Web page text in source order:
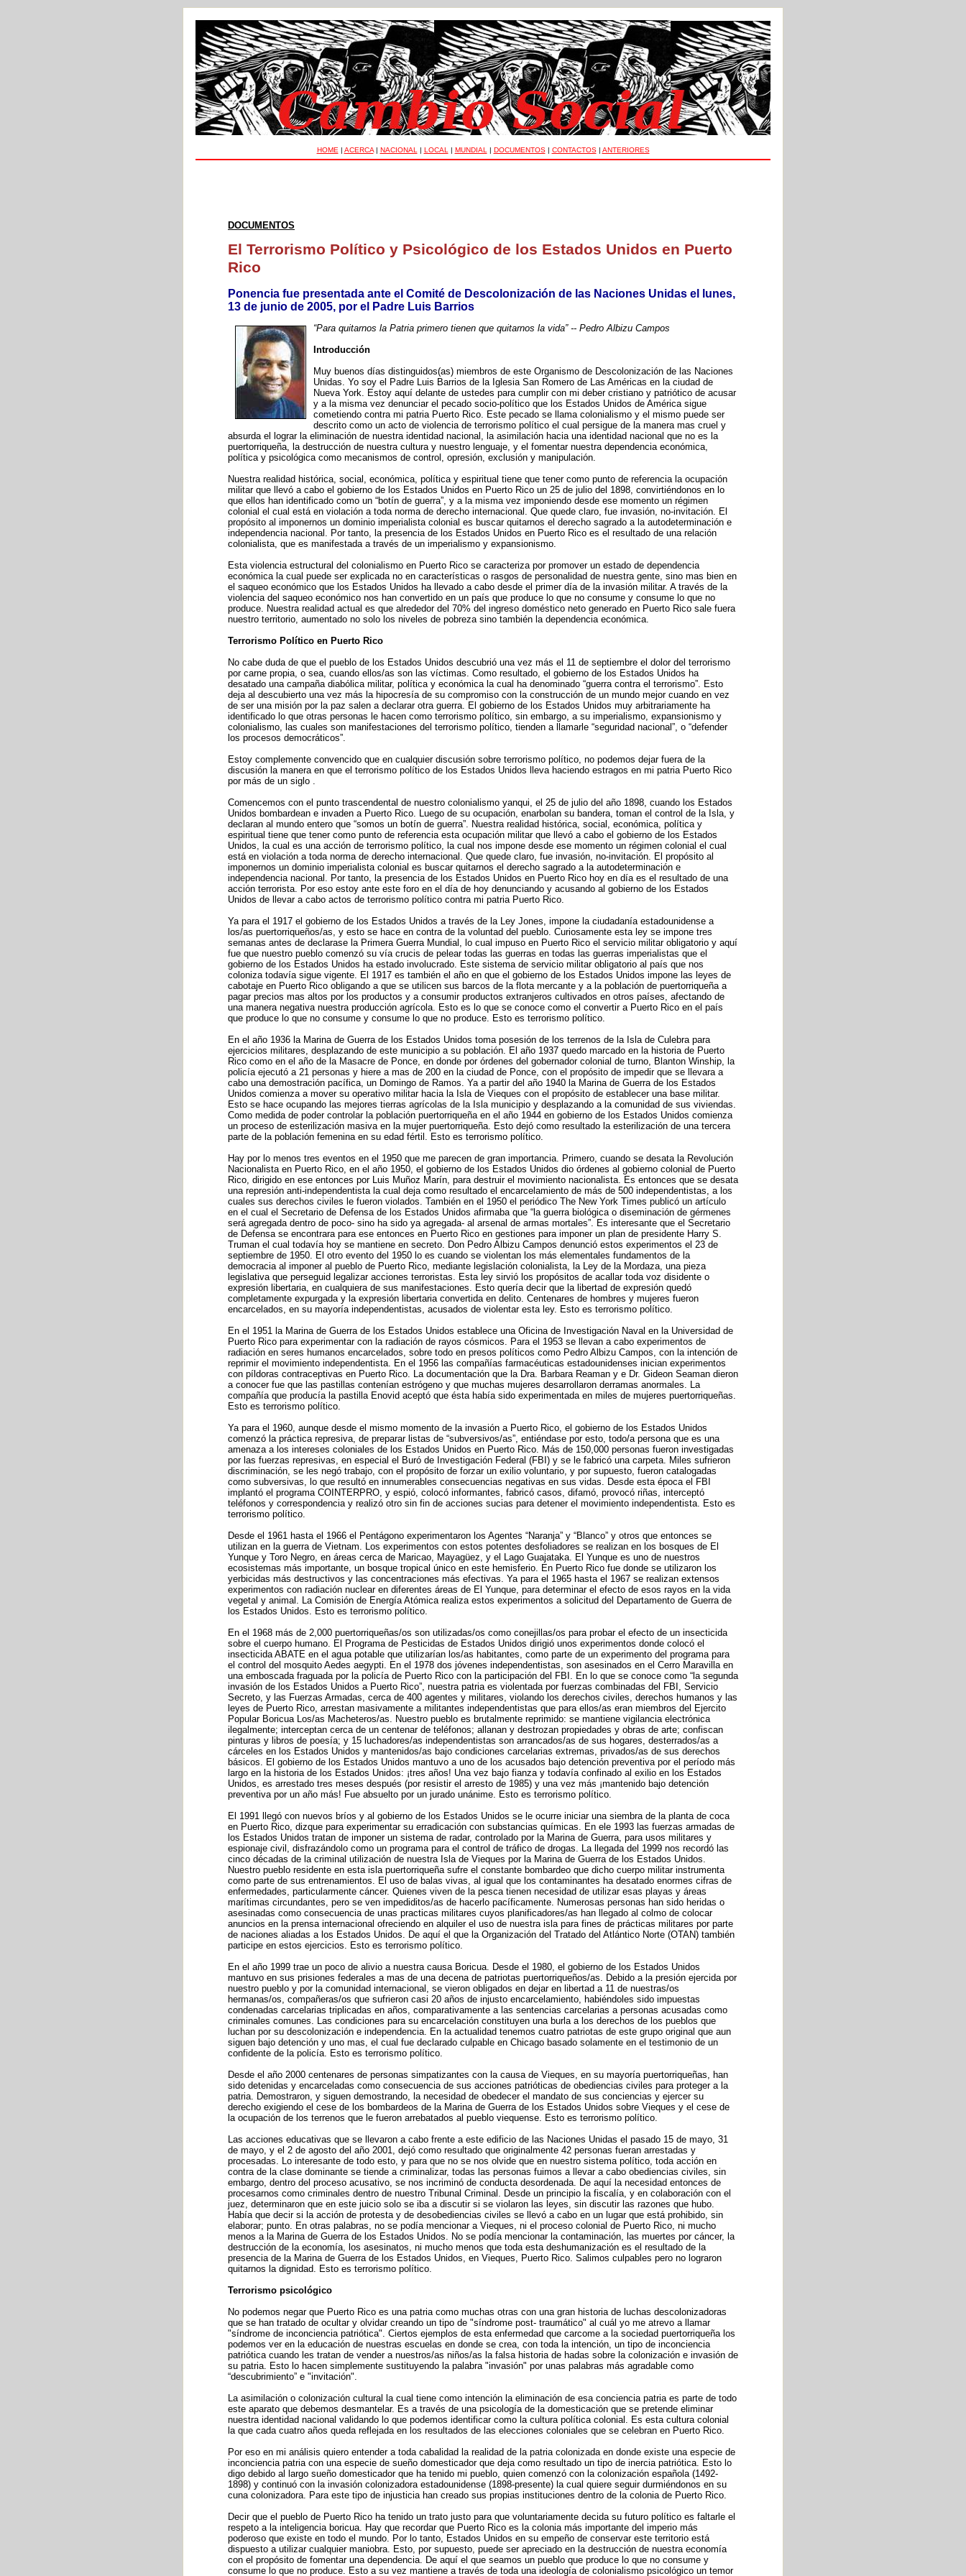
HOME | ACERCA| NACIONAL | LOCAL | MUNDIAL | DOCUMENTOS| CONTACTOS| ANTERIORES
DOCUMENTOS
El Terrorismo Político y Psicológico de los Estados Unidos en Puerto
Rico
Ponencia fue presentada ante el Comité de Descolonización de las Naciones Unidas el lunes,
13 de junio de 2005, por el Padre Luis Barrios
“Para quitarnos la Patria primero tienen que quitarnos la vida” -- Pedro Albizu Campos
Introducción
Muy buenos días distinguidos(as) miembros de este Organismo de Descolonización de las Naciones
Unidas. Yo soy el Padre Luis Barrios de la Iglesia San Romero de Las Américas en la ciudad de
Nueva York. Estoy aquí delante de ustedes para cumplir con mi deber cristiano y patriótico de acusar
y a la misma vez denunciar el pecado socio-político que los Estados Unidos de América sigue
cometiendo contra mi patria Puerto Rico. Este pecado se llama colonialismo y el mismo puede ser
descrito como un acto de violencia de terrorismo político el cual persigue de la manera mas cruel y
absurda el lograr la eliminación de nuestra identidad nacional, la asimilación hacia una identidad nacional que no es la
puertorriqueña, la destrucción de nuestra cultura y nuestro lenguaje, y el fomentar nuestra dependencia económica,
política y psicológica como mecanismos de control, opresión, exclusión y manipulación.
Nuestra realidad histórica, social, económica, política y espiritual tiene que tener como punto de referencia la ocupación
militar que llevó a cabo el gobierno de los Estados Unidos en Puerto Rico un 25 de julio del 1898, convirtiéndonos en lo
que ellos han identificado como un “botín de guerra”, y a la misma vez imponiendo desde ese momento un régimen
colonial el cual está en violación a toda norma de derecho internacional. Que quede claro, fue invasión, no-invitación. El
propósito al imponernos un dominio imperialista colonial es buscar quitarnos el derecho sagrado a la autodeterminación e
independencia nacional. Por tanto, la presencia de los Estados Unidos en Puerto Rico es el resultado de una relación
colonialista, que es manifestada a través de un imperialismo y expansionismo.
Esta violencia estructural del colonialismo en Puerto Rico se caracteriza por promover un estado de dependencia
económica la cual puede ser explicada no en características o rasgos de personalidad de nuestra gente, sino mas bien en
el saqueo económico que los Estados Unidos ha llevado a cabo desde el primer día de la invasión militar. A través de la
violencia del saqueo económico nos han convertido en un país que produce lo que no consume y consume lo que no
produce. Nuestra realidad actual es que alrededor del 70% del ingreso doméstico neto generado en Puerto Rico sale fuera
nuestro territorio, aumentado no solo los niveles de pobreza sino también la dependencia económica.
Terrorismo Político en Puerto Rico
No cabe duda de que el pueblo de los Estados Unidos descubrió una vez más el 11 de septiembre el dolor del terrorismo
por carne propia, o sea, cuando ellos/as son las víctimas. Como resultado, el gobierno de los Estados Unidos ha
desatado una campaña diabólica militar, política y económica la cual ha denominado “guerra contra el terrorismo”. Esto
deja al descubierto una vez más la hipocresía de su compromiso con la construcción de un mundo mejor cuando en vez
de ser una misión por la paz salen a declarar otra guerra. El gobierno de los Estados Unidos muy arbitrariamente ha
identificado lo que otras personas le hacen como terrorismo político, sin embargo, a su imperialismo, expansionismo y
colonialismo, las cuales son manifestaciones del terrorismo político, tienden a llamarle “seguridad nacional”, o “defender
los procesos democráticos”.
Estoy complemente convencido que en cualquier discusión sobre terrorismo político, no podemos dejar fuera de la
discusión la manera en que el terrorismo político de los Estados Unidos lleva haciendo estragos en mi patria Puerto Rico
por más de un siglo .
Comencemos con el punto trascendental de nuestro colonialismo yanqui, el 25 de julio del año 1898, cuando los Estados
Unidos bombardean e invaden a Puerto Rico. Luego de su ocupación, enarbolan su bandera, toman el control de la Isla, y
declaran al mundo entero que “somos un botín de guerra”. Nuestra realidad histórica, social, económica, política y
espiritual tiene que tener como punto de referencia esta ocupación militar que llevó a cabo el gobierno de los Estados
Unidos, la cual es una acción de terrorismo político, la cual nos impone desde ese momento un régimen colonial el cual
está en violación a toda norma de derecho internacional. Que quede claro, fue invasión, no-invitación. El propósito al
imponernos un dominio imperialista colonial es buscar quitarnos el derecho sagrado a la autodeterminación e
independencia nacional. Por tanto, la presencia de los Estados Unidos en Puerto Rico hoy en día es el resultado de una
acción terrorista. Por eso estoy ante este foro en el día de hoy denunciando y acusando al gobierno de los Estados
Unidos de llevar a cabo actos de terrorismo político contra mi patria Puerto Rico.
Ya para el 1917 el gobierno de los Estados Unidos a través de la Ley Jones, impone la ciudadanía estadounidense a
los/as puertorriqueños/as, y esto se hace en contra de la voluntad del pueblo. Curiosamente esta ley se impone tres
semanas antes de declarase la Primera Guerra Mundial, lo cual impuso en Puerto Rico el servicio militar obligatorio y aquí
fue que nuestro pueblo comenzó su vía crucis de pelear todas las guerras en todas las guerras imperialistas que el
gobierno de los Estados Unidos ha estado involucrado. Este sistema de servicio militar obligatorio al país que nos
coloniza todavía sigue vigente. El 1917 es también el año en que el gobierno de los Estados Unidos impone las leyes de
cabotaje en Puerto Rico obligando a que se utilicen sus barcos de la flota mercante y a la población de puertorriqueña a
pagar precios mas altos por los productos y a consumir productos extranjeros cultivados en otros países, afectando de
una manera negativa nuestra producción agrícola. Esto es lo que se conoce como el convertir a Puerto Rico en el país
que produce lo que no consume y consume lo que no produce. Esto es terrorismo político.
En el año 1936 la Marina de Guerra de los Estados Unidos toma posesión de los terrenos de la Isla de Culebra para
ejercicios militares, desplazando de este municipio a su población. El año 1937 quedo marcado en la historia de Puerto
Rico como en el año de la Masacre de Ponce, en donde por órdenes del gobernador colonial de turno, Blanton Winship, la
policía ejecutó a 21 personas y hiere a mas de 200 en la ciudad de Ponce, con el propósito de impedir que se llevara a
cabo una demostración pacífica, un Domingo de Ramos. Ya a partir del año 1940 la Marina de Guerra de los Estados
Unidos comienza a mover su operativo militar hacia la Isla de Vieques con el propósito de establecer una base militar.
Esto se hace ocupando las mejores tierras agrícolas de la Isla municipio y desplazando a la comunidad de sus viviendas.
Como medida de poder controlar la población puertorriqueña en el año 1944 en gobierno de los Estados Unidos comienza
un proceso de esterilización masiva en la mujer puertorriqueña. Esto dejó como resultado la esterilización de una tercera
parte de la población femenina en su edad fértil. Esto es terrorismo político.
Hay por lo menos tres eventos en el 1950 que me parecen de gran importancia. Primero, cuando se desata la Revolución
Nacionalista en Puerto Rico, en el año 1950, el gobierno de los Estados Unidos dio órdenes al gobierno colonial de Puerto
Rico, dirigido en ese entonces por Luis Muñoz Marín, para destruir el movimiento nacionalista. Es entonces que se desata
una represión anti-independentista la cual deja como resultado el encarcelamiento de más de 500 independentistas, a los
cuales sus derechos civiles le fueron violados. También en el 1950 el periódico The New York Times publicó un artículo
en el cual el Secretario de Defensa de los Estados Unidos afirmaba que “la guerra biológica o diseminación de gérmenes
será agregada dentro de poco- sino ha sido ya agregada- al arsenal de armas mortales”. Es interesante que el Secretario
de Defensa se encontrara para ese entonces en Puerto Rico en gestiones para imponer un plan de presidente Harry S.
Truman el cual todavía hoy se mantiene en secreto. Don Pedro Albizu Campos denunció estos experimentos el 23 de
septiembre de 1950. El otro evento del 1950 lo es cuando se violentan los más elementales fundamentos de la
democracia al imponer al pueblo de Puerto Rico, mediante legislación colonialista, la Ley de la Mordaza, una pieza
legislativa que perseguid legalizar acciones terroristas. Esta ley sirvió los propósitos de acallar toda voz disidente o
expresión libertaria, en cualquiera de sus manifestaciones. Esto quería decir que la libertad de expresión quedó
completamente expurgada y la expresión libertaria convertida en delito. Centenares de hombres y mujeres fueron
encarcelados, en su mayoría independentistas, acusados de violentar esta ley. Esto es terrorismo político.
En el 1951 la Marina de Guerra de los Estados Unidos establece una Oficina de Investigación Naval en la Universidad de
Puerto Rico para experimentar con la radiación de rayos cósmicos. Para el 1953 se llevan a cabo experimentos de
radiación en seres humanos encarcelados, sobre todo en presos políticos como Pedro Albizu Campos, con la intención de
reprimir el movimiento independentista. En el 1956 las compañías farmacéuticas estadounidenses inician experimentos
con píldoras contraceptivas en Puerto Rico. La documentación que la Dra. Barbara Reaman y e Dr. Gideon Seaman dieron
a conocer fue que las pastillas contenían estrógeno y que muchas mujeres desarrollaron derramas anormales. La
compañía que producía la pastilla Enovid aceptó que ésta había sido experimentada en miles de mujeres puertorriqueñas.
Esto es terrorismo político.
Ya para el 1960, aunque desde el mismo momento de la invasión a Puerto Rico, el gobierno de los Estados Unidos
comenzó la práctica represiva, de preparar listas de “subversivos/as”, entiéndase por esto, todo/a persona que es una
amenaza a los intereses coloniales de los Estados Unidos en Puerto Rico. Más de 150,000 personas fueron investigadas
por las fuerzas represivas, en especial el Buró de Investigación Federal (FBI) y se le fabricó una carpeta. Miles sufrieron
discriminación, se les negó trabajo, con el propósito de forzar un exilio voluntario, y por supuesto, fueron catalogadas
como subversivas, lo que resultó en innumerables consecuencias negativas en sus vidas. Desde esta época el FBI
implantó el programa COINTERPRO, y espió, colocó informantes, fabricó casos, difamó, provocó riñas, interceptó
teléfonos y correspondencia y realizó otro sin fin de acciones sucias para detener el movimiento independentista. Esto es
terrorismo político.
Desde el 1961 hasta el 1966 el Pentágono experimentaron los Agentes “Naranja” y “Blanco” y otros que entonces se
utilizan en la guerra de Vietnam. Los experimentos con estos potentes desfoliadores se realizan en los bosques de El
Yunque y Toro Negro, en áreas cerca de Maricao, Mayagüez, y el Lago Guajataka. El Yunque es uno de nuestros
ecosistemas más importante, un bosque tropical único en este hemisferio. En Puerto Rico fue donde se utilizaron los
yerbicidas más destructivos y las concentraciones más efectivas. Ya para el 1965 hasta el 1967 se realizan extensos
experimentos con radiación nuclear en diferentes áreas de El Yunque, para determinar el efecto de esos rayos en la vida
vegetal y animal. La Comisión de Energía Atómica realiza estos experimentos a solicitud del Departamento de Guerra de
los Estados Unidos. Esto es terrorismo político.
En el 1968 más de 2,000 puertorriqueñas/os son utilizadas/os como conejillas/os para probar el efecto de un insecticida
sobre el cuerpo humano. El Programa de Pesticidas de Estados Unidos dirigió unos experimentos donde colocó el
insecticida ABATE en el agua potable que utilizarían los/as habitantes, como parte de un experimento del programa para
el control del mosquito Aedes aegypti. En el 1978 dos jóvenes independentistas, son asesinados en el Cerro Maravilla en
una emboscada fraguada por la policía de Puerto Rico con la participación del FBI. En lo que se conoce como “la segunda
invasión de los Estados Unidos a Puerto Rico”, nuestra patria es violentada por fuerzas combinadas del FBI, Servicio
Secreto, y las Fuerzas Armadas, cerca de 400 agentes y militares, violando los derechos civiles, derechos humanos y las
leyes de Puerto Rico, arrestan masivamente a militantes independentistas que para ellos/as eran miembros del Ejercito
Popular Boricua Los/as Macheteros/as. Nuestro pueblo es brutalmente reprimido: se mantiene vigilancia electrónica
ilegalmente; interceptan cerca de un centenar de teléfonos; allanan y destrozan propiedades y obras de arte; confiscan
pinturas y libros de poesía; y 15 luchadores/as independentistas son arrancados/as de sus hogares, desterrados/as a
cárceles en los Estados Unidos y mantenidos/as bajo condiciones carcelarias extremas, privados/as de sus derechos
básicos. El gobierno de los Estados Unidos mantuvo a uno de los acusados bajo detención preventiva por el período más
largo en la historia de los Estados Unidos: ¡tres años! Una vez bajo fianza y todavía confinado al exilio en los Estados
Unidos, es arrestado tres meses después (por resistir el arresto de 1985) y una vez más ¡mantenido bajo detención
preventiva por un año más! Fue absuelto por un jurado unánime. Esto es terrorismo político.
El 1991 llegó con nuevos bríos y al gobierno de los Estados Unidos se le ocurre iniciar una siembra de la planta de coca
en Puerto Rico, dizque para experimentar su erradicación con substancias químicas. En ele 1993 las fuerzas armadas de
los Estados Unidos tratan de imponer un sistema de radar, controlado por la Marina de Guerra, para usos militares y
espionaje civil, disfrazándolo como un programa para el control de tráfico de drogas. La llegada del 1999 nos recordó las
cinco décadas de la criminal utilización de nuestra Isla de Vieques por la Marina de Guerra de los Estados Unidos.
Nuestro pueblo residente en esta isla puertorriqueña sufre el constante bombardeo que dicho cuerpo militar instrumenta
como parte de sus entrenamientos. El uso de balas vivas, al igual que los contaminantes ha desatado enormes cifras de
enfermedades, particularmente cáncer. Quienes viven de la pesca tienen necesidad de utilizar esas playas y áreas
marítimas circundantes, pero se ven impediditos/as de hacerlo pacíficamente. Numerosas personas han sido heridas o
asesinadas como consecuencia de unas practicas militares cuyos planificadores/as han llegado al colmo de colocar
anuncios en la prensa internacional ofreciendo en alquiler el uso de nuestra isla para fines de prácticas militares por parte
de naciones aliadas a los Estados Unidos. De aquí el que la Organización del Tratado del Atlántico Norte (OTAN) también
participe en estos ejercicios. Esto es terrorismo político.
En el año 1999 trae un poco de alivio a nuestra causa Boricua. Desde el 1980, el gobierno de los Estados Unidos
mantuvo en sus prisiones federales a mas de una decena de patriotas puertorriqueños/as. Debido a la presión ejercida por
nuestro pueblo y por la comunidad internacional, se vieron obligados en dejar en libertad a 11 de nuestras/os
hermanas/os, compañeras/os que sufrieron casi 20 años de injusto encarcelamiento, habiéndoles sido impuestas
condenadas carcelarias triplicadas en años, comparativamente a las sentencias carcelarias a personas acusadas como
criminales comunes. Las condiciones para su encarcelación constituyen una burla a los derechos de los pueblos que
luchan por su descolonización e independencia. En la actualidad tenemos cuatro patriotas de este grupo original que aun
siguen bajo detención y uno mas, el cual fue declarado culpable en Chicago basado solamente en el testimonio de un
confidente de la policía. Esto es terrorismo político.
Desde el año 2000 centenares de personas simpatizantes con la causa de Vieques, en su mayoría puertorriqueñas, han
sido detenidas y encarceladas como consecuencia de sus acciones patrióticas de obediencias civiles para proteger a la
patria. Demostraron, y siguen demostrando, la necesidad de obedecer el mandato de sus conciencias y ejercer su
derecho exigiendo el cese de los bombardeos de la Marina de Guerra de los Estados Unidos sobre Vieques y el cese de
la ocupación de los terrenos que le fueron arrebatados al pueblo viequense. Esto es terrorismo político.
Las acciones educativas que se llevaron a cabo frente a este edificio de las Naciones Unidas el pasado 15 de mayo, 31
de mayo, y el 2 de agosto del año 2001, dejó como resultado que originalmente 42 personas fueran arrestadas y
procesadas. Lo interesante de todo esto, y para que no se nos olvide que en nuestro sistema político, toda acción en
contra de la clase dominante se tiende a criminalizar, todas las personas fuimos a llevar a cabo obediencias civiles, sin
embargo, dentro del proceso acusativo, se nos incriminó de conducta desordenada. De aquí la necesidad entonces de
procesarnos como criminales dentro de nuestro Tribunal Criminal. Desde un principio la fiscalía, y en colaboración con el
juez, determinaron que en este juicio solo se iba a discutir si se violaron las leyes, sin discutir las razones que hubo.
Había que decir si la acción de protesta y de desobediencias civiles se llevó a cabo en un lugar que está prohibido, sin
elaborar; punto. En otras palabras, no se podía mencionar a Vieques, ni el proceso colonial de Puerto Rico, ni mucho
menos a la Marina de Guerra de los Estados Unidos. No se podía mencionar la contaminación, las muertes por cáncer, la
destrucción de la economía, los asesinatos, ni mucho menos que toda esta deshumanización es el resultado de la
presencia de la Marina de Guerra de los Estados Unidos, en Vieques, Puerto Rico. Salimos culpables pero no lograron
quitarnos la dignidad. Esto es terrorismo político.
Terrorismo psicológico
No podemos negar que Puerto Rico es una patria como muchas otras con una gran historia de luchas descolonizadoras
que se han tratado de ocultar y olvidar creando un tipo de "síndrome post- traumático" al cuál yo me atrevo a llamar
"síndrome de inconciencia patriótica". Ciertos ejemplos de esta enfermedad que carcome a la sociedad puertorriqueña los
podemos ver en la educación de nuestras escuelas en donde se crea, con toda la intención, un tipo de inconciencia
patriótica cuando les tratan de vender a nuestros/as niños/as la falsa historia de hadas sobre la colonización e invasión de
su patria. Esto lo hacen simplemente sustituyendo la palabra "invasión" por unas palabras más agradable como
“descubrimiento” e "invitación".
La asimilación o colonización cultural la cual tiene como intención la eliminación de esa conciencia patria es parte de todo
este aparato que debemos desmantelar. Es a través de una psicología de la domesticación que se pretende eliminar
nuestra identidad nacional validando lo que podemos identificar como la cultura política colonial. Es esta cultura colonial
la que cada cuatro años queda reflejada en los resultados de las elecciones coloniales que se celebran en Puerto Rico.
Por eso en mi análisis quiero entender a toda cabalidad la realidad de la patria colonizada en donde existe una especie de
inconciencia patria con una especie de sueño domesticador que deja como resultado un tipo de inercia patriótica. Esto lo
digo debido al largo sueño domesticador que ha tenido mi pueblo, quien comenzó con la colonización española (1492-
1898) y continuó con la invasión colonizadora estadounidense (1898-presente) la cual quiere seguir durmiéndonos en su
cuna colonizadora. Para este tipo de injusticia han creado sus propias instituciones dentro de la colonia de Puerto Rico.
Decir que el pueblo de Puerto Rico ha tenido un trato justo para que voluntariamente decida su futuro político es faltarle el
respeto a la inteligencia boricua. Hay que recordar que Puerto Rico es la colonia más importante del imperio más
poderoso que existe en todo el mundo. Por lo tanto, Estados Unidos en su empeño de conservar este territorio está
dispuesto a utilizar cualquier maniobra. Esto, por supuesto, puede ser apreciado en la destrucción de nuestra economía
con el propósito de fomentar una dependencia. De aquí el que seamos un pueblo que produce lo que no consume y
consume lo que no produce. Esto a su vez mantiene a través de toda una ideología de colonialismo psicológico un temor